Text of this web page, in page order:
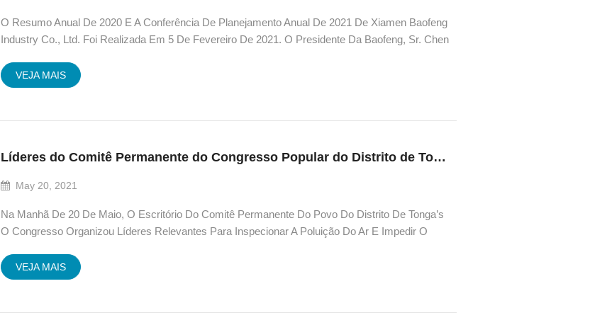
O Resumo Anual De 2020 E A Conferência De Planejamento Anual De 2021 De Xiamen Baofeng
Industry Co., Ltd. Foi Realizada Em 5 De Fevereiro De 2021. O Presidente Da Baofeng, Sr. Chen
Presidente, Sr. Andrew Che...
VEJA MAIS
Líderes do Comitê Permanente do Congresso Popular do Distrito de Tonga inspecionam o Trabalho de Prevenção da Poluição do Ar de Baofeng
May 20, 2021
Na Manhã De 20 De Maio, O Escritório Do Comitê Permanente Do Povo Do Distrito De Tonga’s
O Congresso Organizou Líderes Relevantes Para Inspecionar A Poluição Do Ar E Impedir O
VEJA MAIS